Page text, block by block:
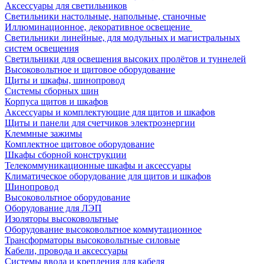
Аксессуары для светильников
Светильники настольные, напольные, станочные
Иллюминационное, декоративное освещение
Светильники линейные, для модульных и магистральных
систем освещения
Светильники для освещения высоких пролётов и туннелей
Высоковольтное и щитовое оборудование
Щиты и шкафы, шинопровод
Системы сборных шин
Корпуса щитов и шкафов
Аксессуары и комплектующие для щитов и шкафов
Щиты и панели для счетчиков электроэнергии
Клеммные зажимы
Комплектное щитовое оборудование
Шкафы сборной конструкции
Телекоммуникационные шкафы и аксессуары
Климатическое оборудование для щитов и шкафов
Шинопровод
Высоковольтное оборудование
Оборудование для ЛЭП
Изоляторы высоковольтные
Оборудование высоковольтное коммутационное
Трансформаторы высоковольтные силовые
Кабели, провода и аксессуары
Системы ввода и крепления для кабеля